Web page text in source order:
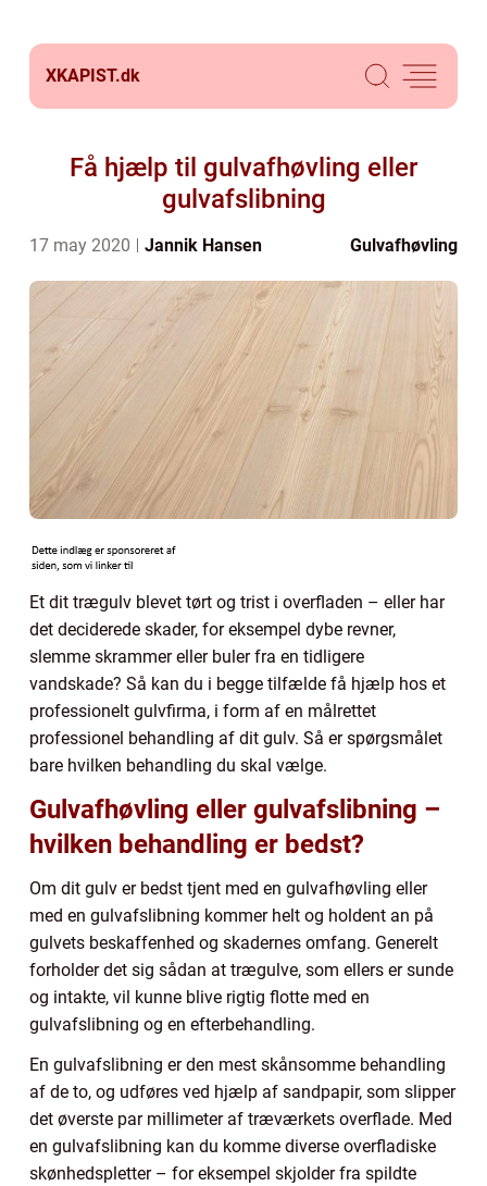
XKAPIST.dk
Få hjælp til gulvafhøvling eller
gulvafslibning
17 may 2020 Jannik Hansen Gulvafhøvling
Et dit trægulv blevet tørt og trist i overfladen – eller har
det deciderede skader, for eksempel dybe revner,
slemme skrammer eller buler fra en tidligere
vandskade? Så kan du i begge tilfælde få hjælp hos et
professionelt gulvfirma, i form af en målrettet
professionel behandling af dit gulv. Så er spørgsmålet
bare hvilken behandling du skal vælge.
Gulvafhøvling eller gulvafslibning –
hvilken behandling er bedst?
Om dit gulv er bedst tjent med en gulvafhøvling eller
med en gulvafslibning kommer helt og holdent an på
gulvets beskaffenhed og skadernes omfang. Generelt
forholder det sig sådan at trægulve, som ellers er sunde
og intakte, vil kunne blive rigtig flotte med en
gulvafslibning og en efterbehandling.
En gulvafslibning er den mest skånsomme behandling
af de to, og udføres ved hjælp af sandpapir, som slipper
det øverste par millimeter af træværkets overflade. Med
en gulvafslibning kan du komme diverse overfladiske
skønhedspletter – for eksempel skjolder fra spildte